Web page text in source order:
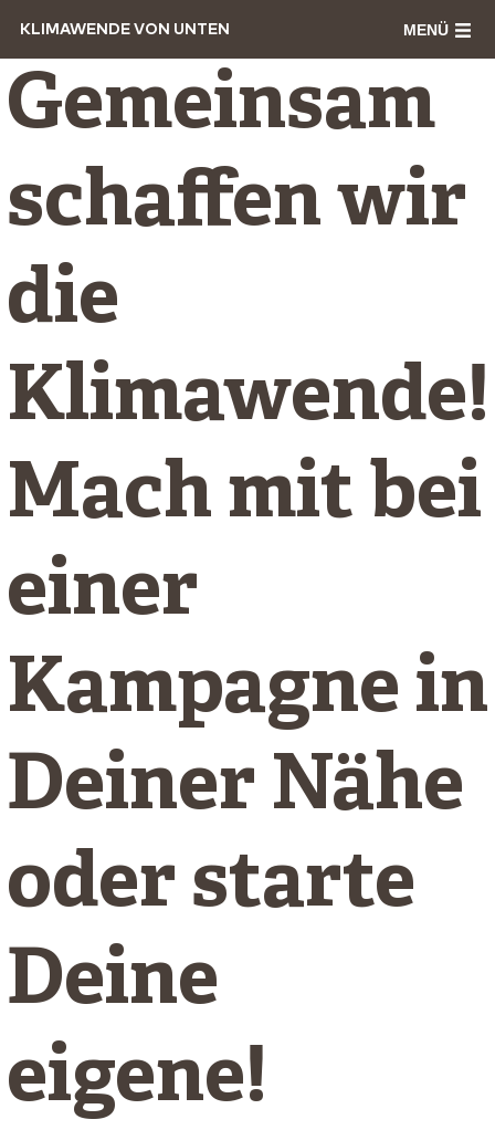
KLIMAWENDE VON UNTEN MENÜ
Gemeinsam
schaffen wir
die
Klimawende!
Mach mit bei
einer
Kampagne in
Deiner Nähe
oder starte
Deine
eigene!